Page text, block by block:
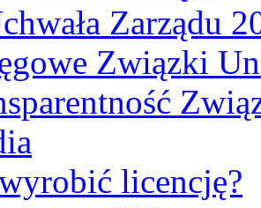
Zarządu
Związki
licencję?